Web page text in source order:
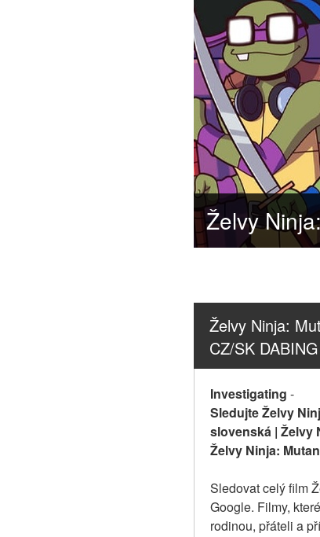
Želvy Ninja:
CZ/SK
Investigating -
Sledujte Želvy
slovenská | Želvy
Želvy Ninja:
Sledovat celý film
Google. Filmy,
rodinou, přáteli a